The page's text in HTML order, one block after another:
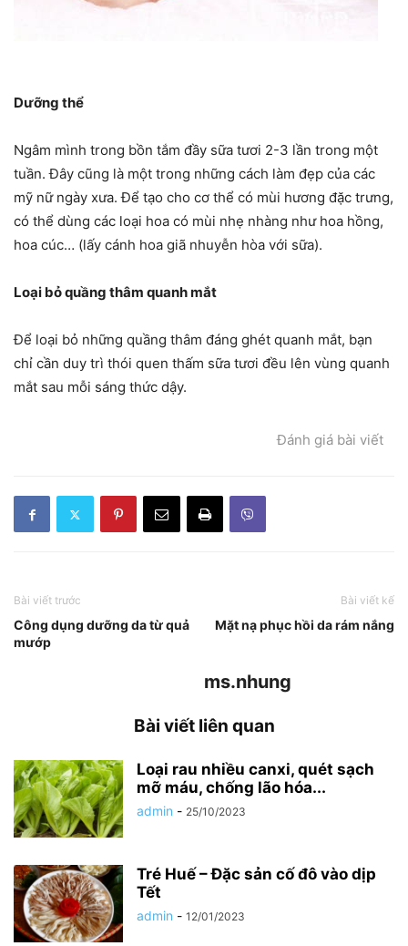
Dưỡng thể
Ngâm mình trong bồn tắm đầy sữa tươi 2-3 lần trong một
tuần. Đây cũng là một trong những cách làm đẹp của các
mỹ nữ ngày xưa. Để tạo cho cơ thể có mùi hương đặc trưng,
có thể dùng các loại hoa có mùi nhẹ nhàng như hoa hồng,
hoa cúc… (lấy cánh hoa giã nhuyễn hòa với sữa).
Loại bỏ quầng thâm quanh mắt
Để loại bỏ những quầng thâm đáng ghét quanh mắt, bạn
chỉ cần duy trì thói quen thấm sữa tươi đều lên vùng quanh
mắt sau mỗi sáng thức dậy.
Đánh giá bài viết
Bài viết trước
Công dụng dưỡng da từ quả
mướp
Bài viết kế
Mặt nạ phục hồi da rám nắng
ms.nhung
Bài viết liên quan
Loại rau nhiều canxi, quét sạch
mỡ máu, chống lão hóa...
admin - 25/10/2023
Tré Huế – Đặc sản cố đô vào dịp
Tết
admin - 12/01/2023